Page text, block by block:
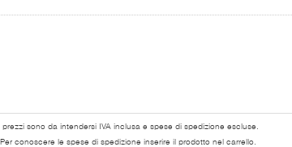
I prezzi sono da intendersi IVA inclusa e spese di spedizione escluse.
Per conoscere le spese di spedizione inserire il prodotto nel carrello.